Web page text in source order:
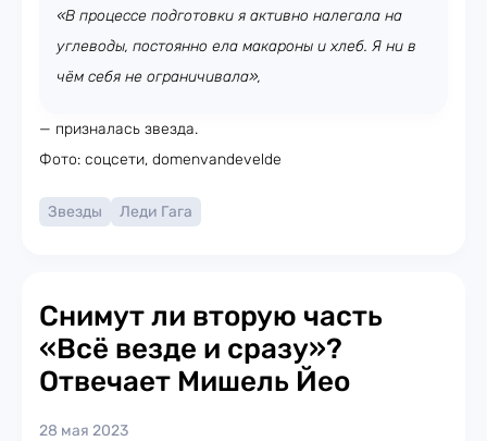
«В процессе подготовки я активно налегала на
углеводы, постоянно ела макароны и хлеб. Я ни в
чём себя не ограничивала»,
— призналась звезда.
Фото: соцсети, domenvandevelde
Звезды Леди Гага
Снимут ли вторую часть
«Всё везде и сразу»?
Отвечает Мишель Йео
28 мая 2023